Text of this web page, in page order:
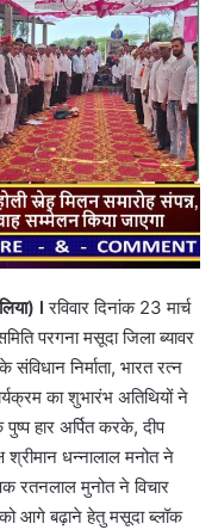
l रविवार दिनांक 23 मार्च
परगना मसूदा जिला ब्यावर
निर्माता, भारत रत्न
का शुभारंभ अतिथियों ने
हार अर्पित करके, दीप
धन्नालाल मनोत ने
रतनलाल मुनोत ने विचार
आगे बढ़ाने हेतु मसूदा ब्लॉक